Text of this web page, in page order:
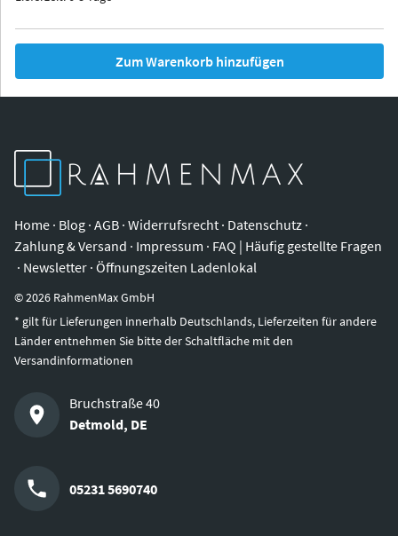
Zum Warenkorb hinzufügen
Home · Blog · AGB · Widerrufsrecht · Datenschutz ·
Zahlung & Versand · Impressum · FAQ | Häufig gestellte Fragen
· Newsletter · Öffnungszeiten Ladenlokal
©2026 RahmenMax GmbH
* gilt für Lieferungen innerhalb Deutschlands, Lieferzeiten für andere
Länder entnehmen Sie bitte der Schaltfläche mit den
Versandinformationen
Bruchstraße 40
Detmold, DE
05231 5690740